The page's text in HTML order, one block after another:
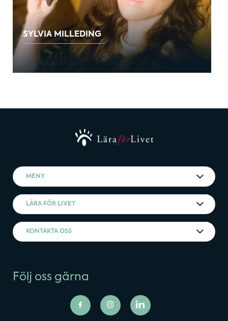
SYLVIA MILLEDING
MENY
LÄRA FÖR LIVET
KONTAKTA OSS
Följ oss gärna